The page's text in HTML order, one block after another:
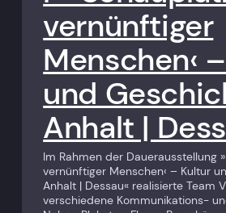
vernünftiger
Menschen‹
und
Anhalt |
Im Rahmen der Dauerausstellung
vernünftiger Menschen‹ – Kultur
Anhalt | Dessau« realisierte Team
verschiedene Kommunikations-